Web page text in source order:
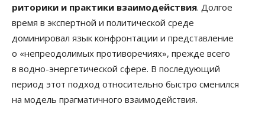
риторики и практики взаимодействия. Долгое
время в экспертной и политической среде
доминировал язык конфронтации и представление
о «непреодолимых противоречиях», прежде всего
в водно-энергетической сфере. В последующий
период этот подход относительно быстро сменился
на модель прагматичного взаимодействия.